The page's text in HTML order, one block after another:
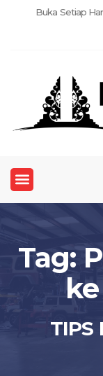
Buka Setiap
Tag:
TIPS